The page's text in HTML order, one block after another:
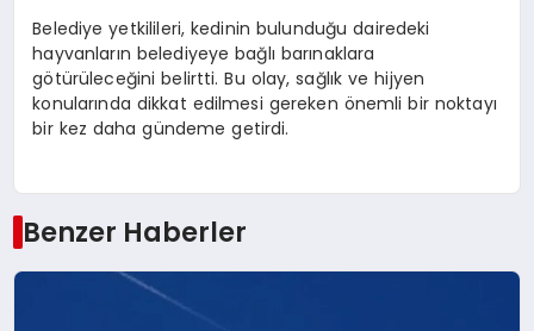
Belediye yetkilileri, kedinin bulunduğu dairedeki
hayvanların belediyeye bağlı barınaklara
götürüleceğini belirtti. Bu olay, sağlık ve hijyen
konularında dikkat edilmesi gereken önemli bir noktayı
bir kez daha gündeme getirdi.
Benzer Haberler